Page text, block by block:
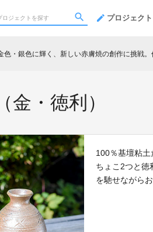
プロジェク
色・銀色に輝く、新しい赤膚焼の創作に挑戦
金・徳利）
100％基壇粘
ちょこ2つと徳
を馳せながら